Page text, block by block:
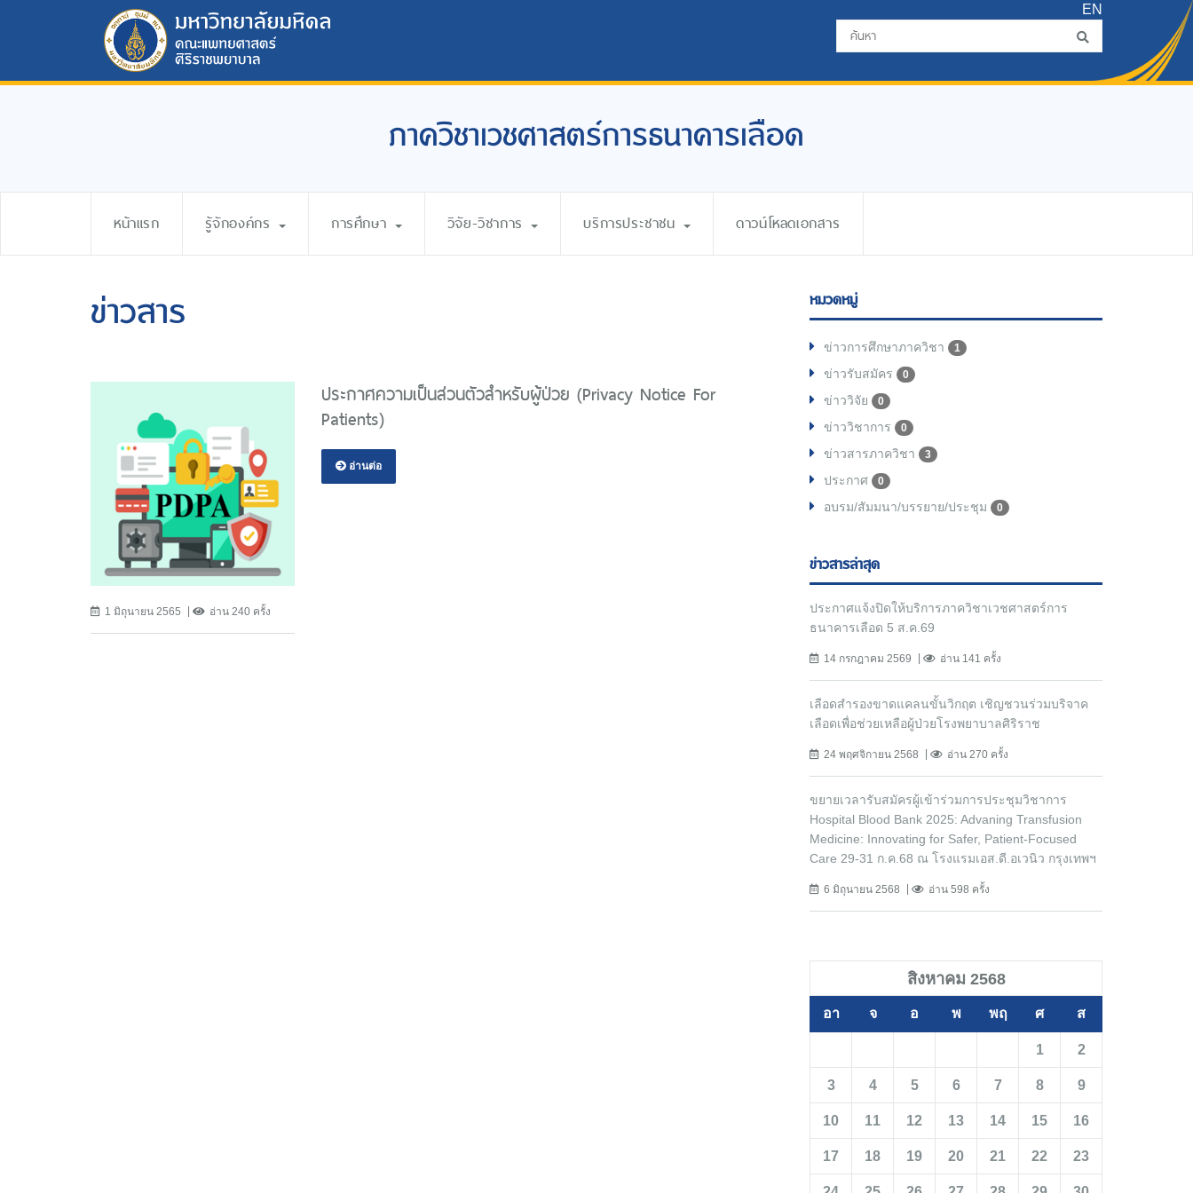
EN
ภาควิชาเวชศาสตร์การธนาคารเลือด
หน้าแรก รู้จักองค์กร การศึกษา วิจัย-วิชาการ บริการประชาชน ดาวน์โหลดเอกสาร
ข่าวสาร
1 มิถุนายน 2565 อ่าน 240 ครั้ง
ประกาศความเป็นส่วนตัวสำหรับผู้ป่วย (Privacy Notice For
Patients)
อ่านต่อ
หมวดหมู่
ข่าวการศึกษาภาควิชา 1
ข่าวรับสมัคร 0
ข่าววิจัย 0
ข่าววิชาการ 0
ข่าวสารภาควิชา 3
ประกาศ 0
อบรม/สัมมนา/บรรยาย/ประชุม 0
ข่าวสารล่าสุด
ประกาศแจ้งปิดให้บริการภาควิชาเวชศาสตร์การ
ธนาคารเลือด 5 ส.ค.69
14 กรกฎาคม 2569 อ่าน 141 ครั้ง
เลือดสำรองขาดแคลนขั้นวิกฤต เชิญชวนร่วมบริจาค
เลือดเพื่อช่วยเหลือผู้ป่วยโรงพยาบาลศิริราช
24 พฤศจิกายน 2568 อ่าน 270 ครั้ง
ขยายเวลารับสมัครผู้เข้าร่วมการประชุมวิชาการ
Hospital Blood Bank 2025: Advaning Transfusion
Medicine: Innovating for Safer, Patient-Focused
Care 29-31 ก.ค.68 ณ โรงแรมเอส.ดี.อเวนิว กรุงเทพฯ
6 มิถุนายน 2568 อ่าน 598 ครั้ง
สิงหาคม 2568
อา จ อ พ พฤ ศ ส
1 2
3 4 5 6 7 8 9
10 11 12 13 14 15 16
17 18 19 20 21 22 23